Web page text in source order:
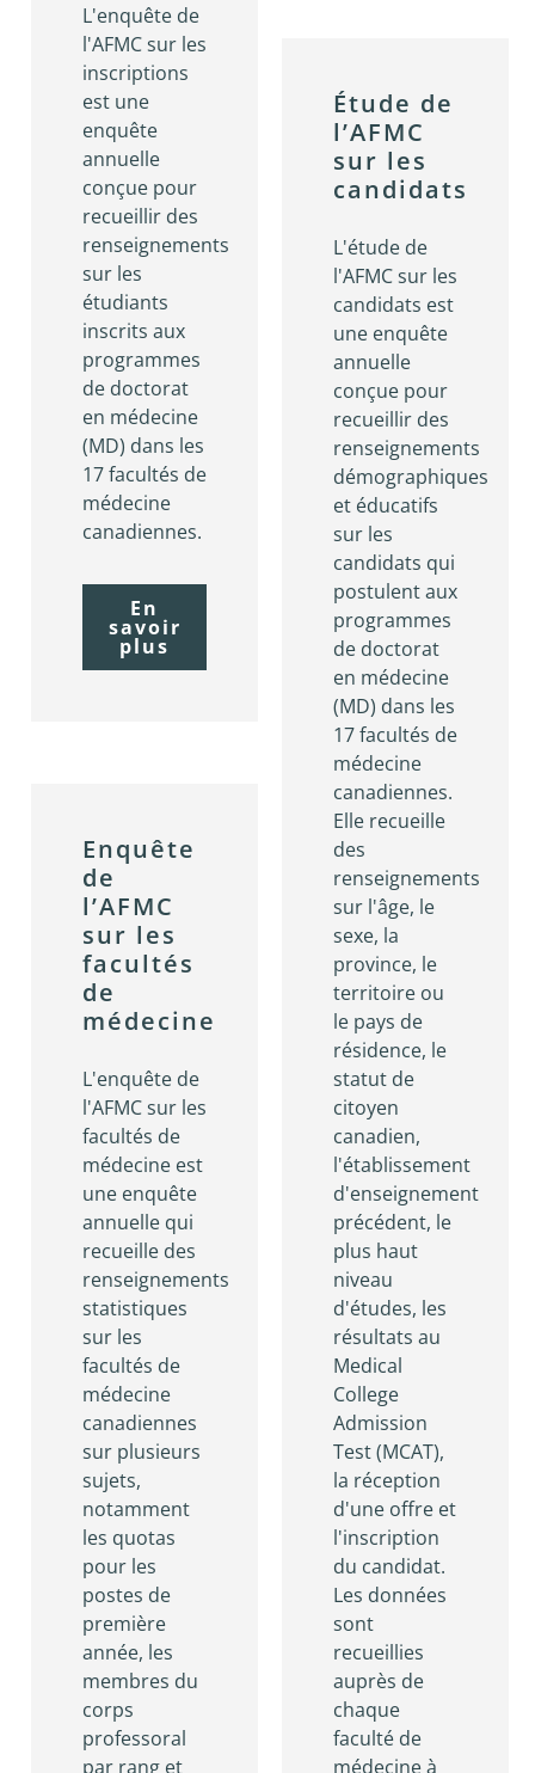
L'enquête de
l'AFMC sur les
inscriptions
est une
enquête
annuelle
conçue pour
recueillir des
renseignements
sur les
étudiants
inscrits aux
programmes
de doctorat
en médecine
(MD) dans les
17 facultés de
médecine
canadiennes.
En
savoir
plus
Étude de
l’AFMC
sur les
candidats
L'étude de
l'AFMC sur les
candidats est
une enquête
annuelle
conçue pour
recueillir des
renseignements
démographiques
et éducatifs
sur les
candidats qui
postulent aux
programmes
de doctorat
en médecine
(MD) dans les
17 facultés de
médecine
canadiennes.
Elle recueille
des
renseignements
sur l'âge, le
sexe, la
province, le
territoire ou
le pays de
résidence, le
statut de
citoyen
canadien,
l'établissement
d'enseignement
précédent, le
plus haut
niveau
d'études, les
résultats au
Medical
College
Admission
Test (MCAT),
la réception
d'une offre et
l'inscription
du candidat.
Les données
sont
recueillies
auprès de
chaque
faculté de
médecine à
Enquête
de
l’AFMC
sur les
facultés
de
médecine
L'enquête de
l'AFMC sur les
facultés de
médecine est
une enquête
annuelle qui
recueille des
renseignements
statistiques
sur les
facultés de
médecine
canadiennes
sur plusieurs
sujets,
notamment
les quotas
pour les
postes de
première
année, les
membres du
corps
professoral
par rang et